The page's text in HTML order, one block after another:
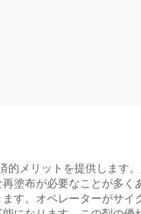
メリットを提供します
塗布が必要なことが多
す。オペレーターがサ